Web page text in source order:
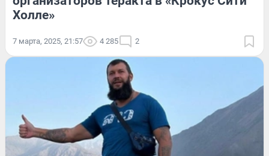
Холле»
7 марта, 2025, 21:57 4 285 2